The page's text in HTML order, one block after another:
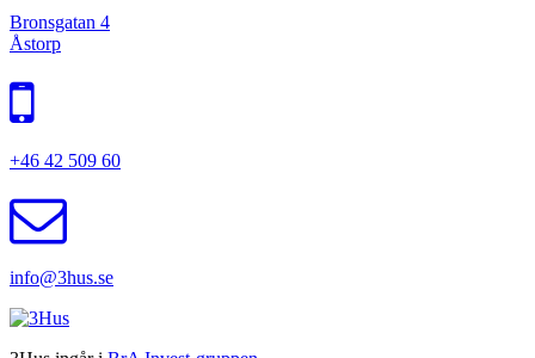
Bronsgatan 4
Åstorp
+46 42 509 60
info@3hus.se